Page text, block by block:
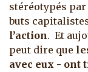
stéréotypés
buts
l’action. Et
peut dire que
avec eux - ont